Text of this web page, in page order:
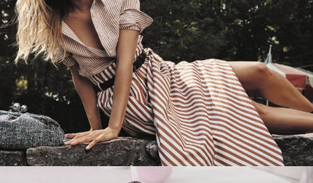
Имиджевый сайт для сети магазинов
Soho Project
Смотреть проект